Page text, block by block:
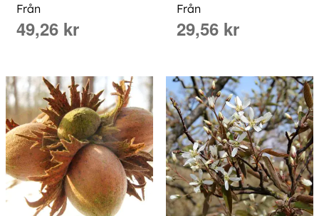
Från
49,26 kr
Från
29,56 kr